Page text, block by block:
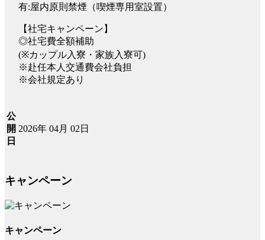
有:屋内原則禁煙（喫煙専用室設置）
【社宅キャンペーン】
◎社宅費全額補助
(※カップル入寮・家族入寮可)
※赴任本人交通費会社負担
※会社規定あり
公
開
日
2026年 04月 02日
キャンペーン
キャンペーン